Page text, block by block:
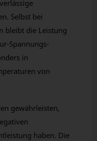
Selbst bei
bleibt die Leistung
Spannungs-
in
von
gewährleisten,
haben. Die